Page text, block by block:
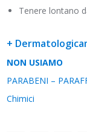
Tenere lontano
+
NON USIAMO
PARABENI –
Chimici